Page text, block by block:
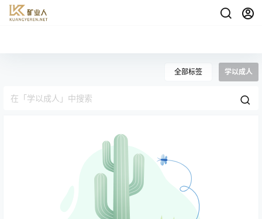
全部标签 学以成人